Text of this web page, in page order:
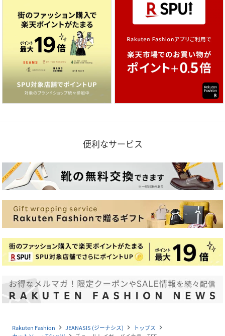
便利なサービス
Rakuten Fashion navigate_next JEANASIS (ジーナシス) navigate_next トップス navigate_next